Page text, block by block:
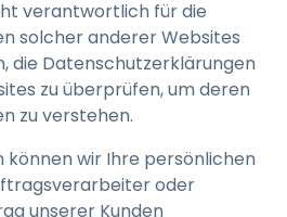
verantwortlich für die
solcher anderer Websites
die Datenschutzerklärungen
zu überprüfen, um deren
zu verstehen.
können wir Ihre persönlichen
oder
unserer Kunden